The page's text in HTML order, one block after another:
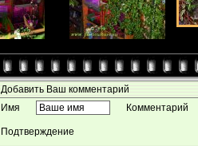
Добавить Ваш комментарий
Имя
Комментарий
Подтверждение